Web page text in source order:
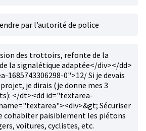
par l’autorité de police
des trottoirs, refonte de la
la signalétique adaptée</div></dd>
1685743306298-0">12/ Si je devais
je dirais (je donne mes 3
</dt><dd id="textarea-
Sécuriser
cohabiter paisiblement les piétons
voitures, cyclistes, etc.